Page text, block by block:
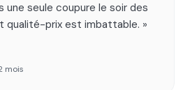
une seule coupure le soir des
qualité-prix est imbattable. »
mois